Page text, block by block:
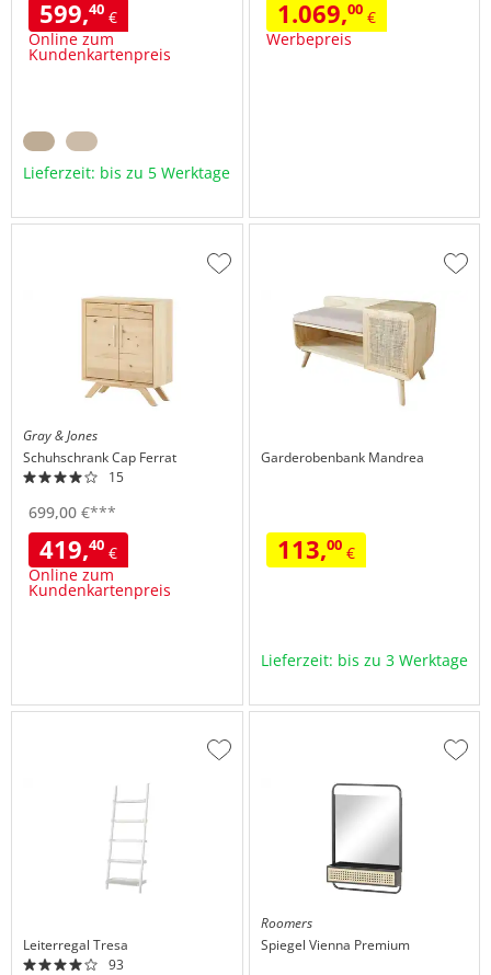
599,40 €
Online zum
Kundenkartenpreis
Lieferzeit: bis zu 5 Werktage
1.069,00€
Werbepreis
Gray & Jones
SchuhschrankCap Ferrat
15
699,00 €***
419,40 €
Online zum
Kundenkartenpreis
Zur
Garderobenbank Mandrea
113,00€
Zur
Lieferzeit: bis zu 3 Werktage
Leiterregal Tresa
93
Zur
Roomers
Spiegel Vienna Premium
Zur